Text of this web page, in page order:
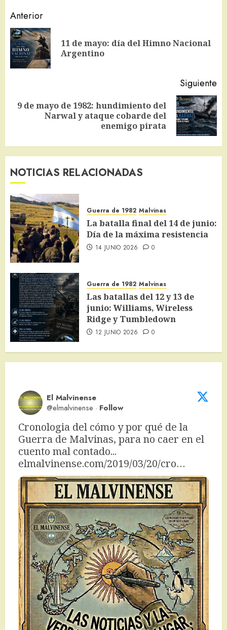
Navegación
de
entradas
Anterior
11 de mayo: día del Himno Nacional
Argentino
Siguiente
Siguiente
9 de mayo de 1982: hundimiento del
Narwal y ataque cobarde del
enemigo pirata
NOTICIAS RELACIONADAS
Guerra de 1982 Malvinas
La batalla final del 14 de junio:
Día de la máxima resistencia
14 JUNIO 2026 0
Guerra de 1982 Malvinas
Las batallas del 12 y 13 de
junio: Williams, Wireless
Ridge y Tumbledown
12 JUNIO 2026 0
El Malvinense
@elmalvinense · Follow
Cronologia del cómo y por qué de la
Guerra de Malvinas, para no caer en el
elmalvinense.com/2019/03/20/cro…